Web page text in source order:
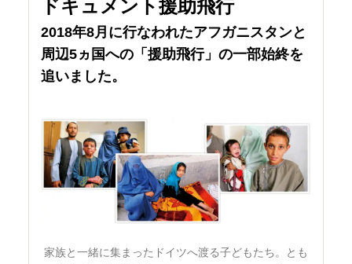
ドキュメント援助飛行
2018年8月に行なわれたアフガニスタンと
周辺5ヵ国への「援助飛行」の一部始終を
追いました。
家族と一緒に集まったドイツへ渡る子どもたち。とも